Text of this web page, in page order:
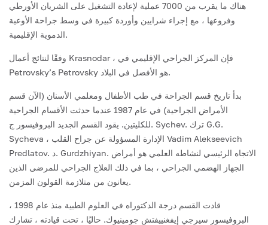
هناك ما يقرب من 7000 عملية لإعادة التشغيل على الشريان الأورطي
وفروعها ، مع إجراء شرايين وأوردة كبيرة في وسط جراحة الأوعية
الدموية الإقليمية.
وفقًا لنتائج أعمال Krasnodar ، فإن المركز الجراحي الإقليمي في
Petrovsky’s Petrovsky هو الأفضل في البلاد.
بدأ تاريخ قسم الجراحة في طب الأطفال ومعلمي الأسنان (الآن قسم
الأمراض الجراحية) في عام 1987 عندما حدثت الأقسام الجراحية
للكليتين. يقود القسم الجديد البروفيسور ج. Sychev. ترك G.G.
Sycheva ، الإدارة المسؤولة عن جراح القلب Vadim Alekseevich
Predlatov. د. Gurdzhiyan. الاتجاه الرئيسي لنشاطه العلمي هو أمراض
الجهاز الهضمي الجراحي ، بما في ذلك العلاج الجراحي للمرضى الذين
يعانون من متلازمة القولون المزمن.
قادت القسم درجة الدكتوراه في العلوم الطبية منذ عام 1998 ،
البروفيسور سيرجي إيفغنييفتش جومينيوك. حاليًا ، تحت قيادته ، تشارك